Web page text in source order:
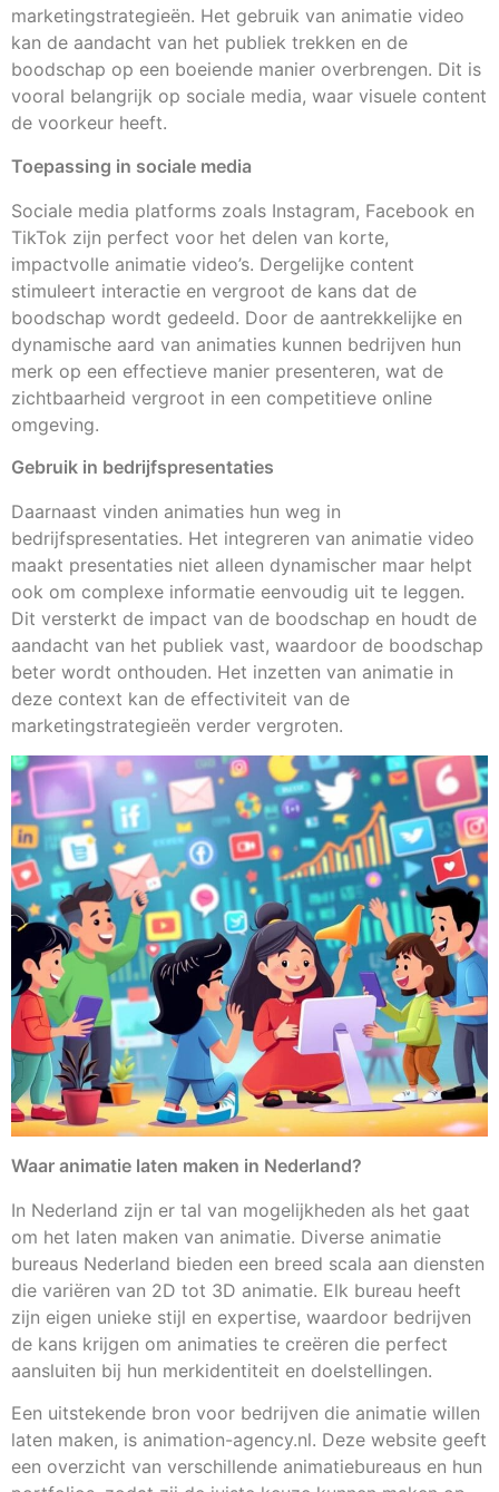
marketingstrategieën. Het gebruik van animatie video
kan de aandacht van het publiek trekken en de
boodschap op een boeiende manier overbrengen. Dit is
vooral belangrijk op sociale media, waar visuele content
de voorkeur heeft.
Toepassing in sociale media
Sociale media platforms zoals Instagram, Facebook en
TikTok zijn perfect voor het delen van korte,
impactvolle animatie video’s. Dergelijke content
stimuleert interactie en vergroot de kans dat de
boodschap wordt gedeeld. Door de aantrekkelijke en
dynamische aard van animaties kunnen bedrijven hun
merk op een effectieve manier presenteren, wat de
zichtbaarheid vergroot in een competitieve online
omgeving.
Gebruik in bedrijfspresentaties
Daarnaast vinden animaties hun weg in
bedrijfspresentaties. Het integreren van animatie video
maakt presentaties niet alleen dynamischer maar helpt
ook om complexe informatie eenvoudig uit te leggen.
Dit versterkt de impact van de boodschap en houdt de
aandacht van het publiek vast, waardoor de boodschap
beter wordt onthouden. Het inzetten van animatie in
deze context kan de effectiviteit van de
marketingstrategieën verder vergroten.
Waar animatie laten maken in Nederland?
In Nederland zijn er tal van mogelijkheden als het gaat
om het laten maken van animatie. Diverse animatie
bureaus Nederland bieden een breed scala aan diensten
die variëren van 2D tot 3D animatie. Elk bureau heeft
zijn eigen unieke stijl en expertise, waardoor bedrijven
de kans krijgen om animaties te creëren die perfect
aansluiten bij hun merkidentiteit en doelstellingen.
Een uitstekende bron voor bedrijven die animatie willen
laten maken, is animation-agency.nl. Deze website geeft
een overzicht van verschillende animatiebureaus en hun